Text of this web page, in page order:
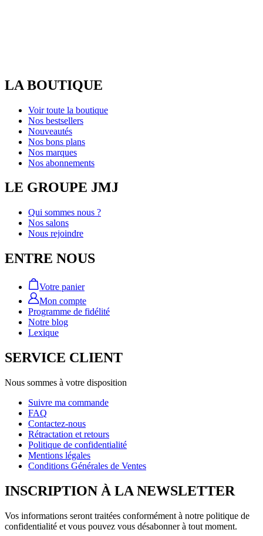
LA BOUTIQUE
Voir toute la boutique
Nos bestsellers
Nouveautés
Nos bons plans
Nos marques
Nos abonnements
LE GROUPE JMJ
Qui sommes nous ?
Nos salons
Nous rejoindre
ENTRE NOUS
Votre panier
Mon compte
Programme de fidélité
Notre blog
Lexique
SERVICE CLIENT
Nous sommes à votre disposition
Suivre ma commande
FAQ
Contactez-nous
Rétractation et retours
Politique de confidentialité
Mentions légales
Conditions Générales de Ventes
INSCRIPTION À LA NEWSLETTER
Vos informations seront traitées conformément à notre politique de
confidentialité et vous pouvez vous désabonner à tout moment.